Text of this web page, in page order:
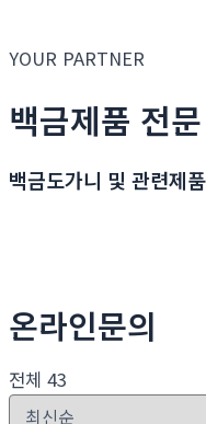
YOUR PARTNER
백금제품 전
백금도가니 및 관련제
온라인문의
전체 43